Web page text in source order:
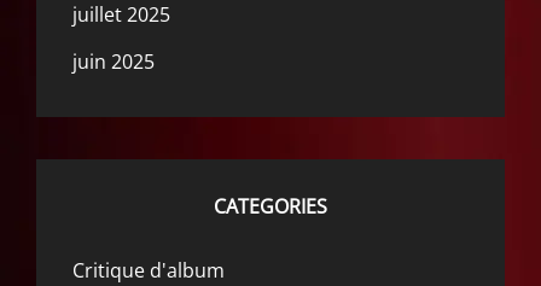
juillet 2025
juin 2025
CATEGORIES
Critique d'album